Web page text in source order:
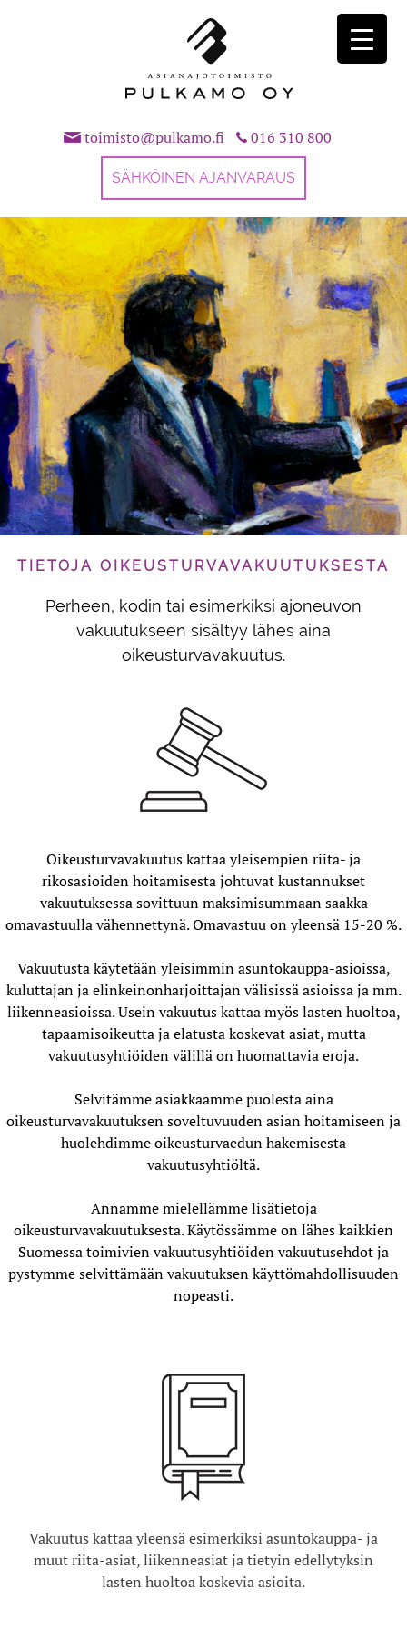
toimisto@pulkamo.fi 016 310 800
SÄHKÖINEN AJANVARAUS
TIETOJA OIKEUSTURVAVAKUUTUKSESTA
Perheen, kodin tai esimerkiksi ajoneuvon
vakuutukseen sisältyy lähes aina
oikeusturvavakuutus.
Oikeusturvavakuutus kattaa yleisempien riita- ja
rikosasioiden hoitamisesta johtuvat kustannukset
vakuutuksessa sovittuun maksimisummaan saakka
omavastuulla vähennettynä. Omavastuu on yleensä 15-20 %.
Vakuutusta käytetään yleisimmin asuntokauppa-asioissa,
kuluttajan ja elinkeinonharjoittajan välisissä asioissa ja mm.
liikenneasioissa. Usein vakuutus kattaa myös lasten huoltoa,
tapaamisoikeutta ja elatusta koskevat asiat, mutta
vakuutusyhtiöiden välillä on huomattavia eroja.
Selvitämme asiakkaamme puolesta aina
oikeusturvavakuutuksen soveltuvuuden asian hoitamiseen ja
huolehdimme oikeusturvaedun hakemisesta
vakuutusyhtiöltä.
Annamme mielellämme lisätietoja
oikeusturvavakuutuksesta. Käytössämme on lähes kaikkien
Suomessa toimivien vakuutusyhtiöiden vakuutusehdot ja
pystymme selvittämään vakuutuksen käyttömahdollisuuden
nopeasti.
Vakuutus kattaa yleensä esimerkiksi asuntokauppa- ja
muut riita-asiat, liikenneasiat ja tietyin edellytyksin
lasten huoltoa koskevia asioita.